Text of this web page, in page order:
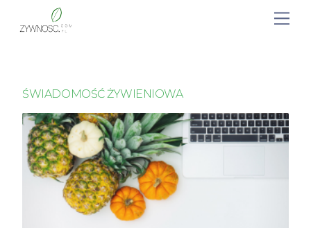
ŚWIADOMOŚĆ ŻYWIENIOWA